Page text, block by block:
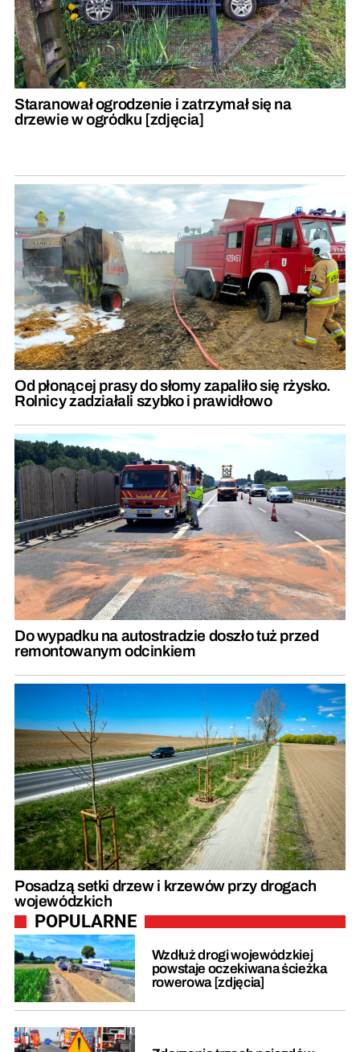
Staranował ogrodzenie i zatrzymał się na
drzewie w ogródku [zdjęcia]
Od płonącej prasy do słomy zapaliło się rżysko.
Rolnicy zadziałali szybko i prawidłowo
Do wypadku na autostradzie doszło tuż przed
remontowanym odcinkiem
Posadzą setki drzew i krzewów przy drogach
wojewódzkich
POPULARNE
Wzdłuż drogi wojewódzkiej
powstaje oczekiwana ścieżka
rowerowa [zdjęcia]